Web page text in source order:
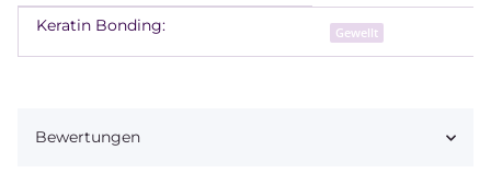
Produkteigenschaft
Wert
Keratin Bonding: Gewellt
Bewertungen